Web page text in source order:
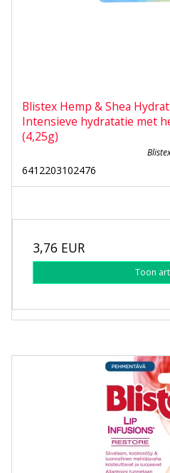
Blistex Hemp & Shea
Intensieve hydratatie met
(4,25g)
6412203102476
3,76 EUR
Toon